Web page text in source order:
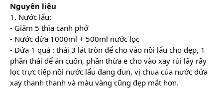
Nguyên liệu
1. Nước lẩu:
- Giấm 5 thìa canh phở
- Nước dừa 1000ml + 500ml nước lọc
- Dứa 1 quả : thái 3 lát tròn để cho vào nồi lẩu cho đẹp, 1
phần thái để ăn cuốn, phần thừa e cho vào xay rùi lấy rây
lọc trực tiếp nồi nước lẩu đang đun, vị chua của nước dứa
xay thanh thanh và màu vàng cũng đẹp mắt hơn.